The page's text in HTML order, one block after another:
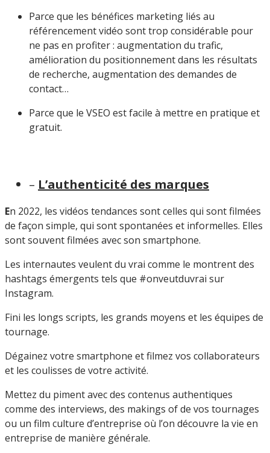
Parce que les bénéfices marketing liés au
référencement vidéo sont trop considérable pour
ne pas en profiter : augmentation du trafic,
amélioration du positionnement dans les résultats
de recherche, augmentation des demandes de
contact…
Parce que le VSEO est facile à mettre en pratique et
gratuit.
– L’authenticité des marques
En 2022, les vidéos tendances sont celles qui sont filmées
de façon simple, qui sont spontanées et informelles. Elles
sont souvent filmées avec son smartphone.
Les internautes veulent du vrai comme le montrent des
hashtags émergents tels que #onveutduvrai sur
Instagram.
Fini les longs scripts, les grands moyens et les équipes de
tournage.
Dégainez votre smartphone et filmez vos collaborateurs
et les coulisses de votre activité.
Mettez du piment avec des contenus authentiques
comme des interviews, des makings of de vos tournages
ou un film culture d’entreprise où l’on découvre la vie en
entreprise de manière générale.